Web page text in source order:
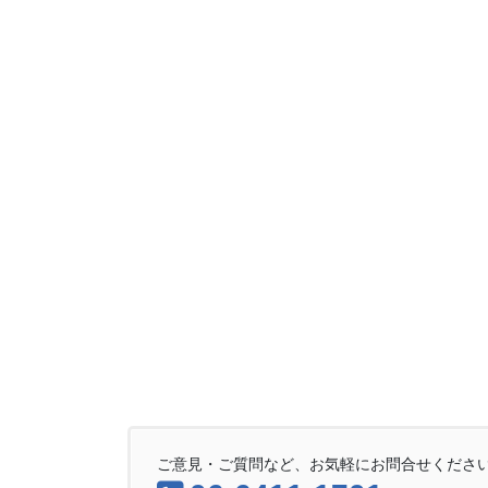
ご意見・ご質問など、お気軽にお問合せください